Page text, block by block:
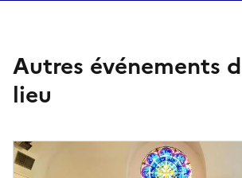
Autres événements
lieu